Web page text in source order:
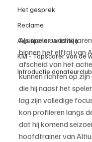
Het gesprek
Reclame
Algemene berichten
KM - Topscorer van de
Introductie
Als speler was hij
binnen het elftal van
afscheid van het
kunnen richten op
die hij naast het
lag zijn volledige
kon profileren langs
dat hij komend
hoofdtrainer van